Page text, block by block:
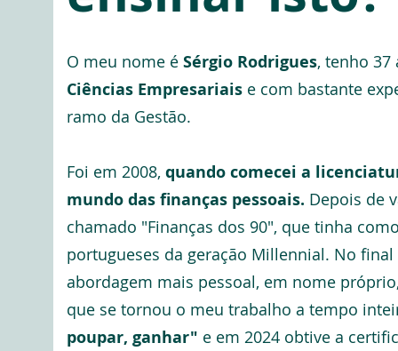
O meu nome é Sérgio Rodrigues, tenho
Ciências Empresariais e com bastante
ramo da Gestão.
Foi em 2008, quando comecei a
mundo das finanças pessoais. Depois de
chamado "Finanças dos 90", que tinha
portugueses da geração Millennial. No
abordagem mais pessoal, em nome
que se tornou o meu trabalho a tempo
poupar, ganhar" e em 2024 obtive a